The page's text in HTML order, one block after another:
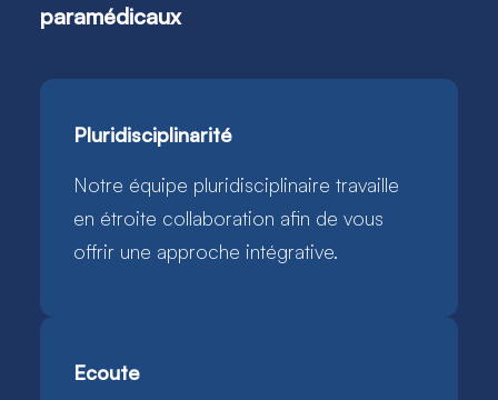
paramédicaux
Pluridisciplinarité
Notre équipe pluridisciplinaire travaille
en étroite collaboration afin de vous
offrir une approche intégrative. ​
Ecoute